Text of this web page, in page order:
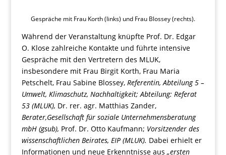
Gespräche mit Frau Korth (links) und Frau Blossey (rechts).
Während der Veranstaltung knüpfte Prof. Dr. Edgar
O. Klose zahlreiche Kontakte und führte intensive
Gespräche mit den Vertretern des MLUK,
insbesondere mit Frau Birgit Korth, Frau Maria
Petschelt, Frau Sabine Blossey, Referentin, Abteilung 5 –
Umwelt, Klimaschutz, Nachhaltigkeit; Abteilung: Referat
53 (MLUK), Dr. rer. agr. Matthias Zander,
Berater,Gesellschaft für soziale Unternehmensberatung
mbH (gsub), Prof. Dr. Otto Kaufmann; Vorsitzender des
wissenschaftlichen Beirates, EIP (MLUK). Dabei erhielt er
Informationen und neue Erkenntnisse aus „ersten